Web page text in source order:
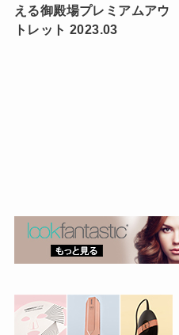
える御殿場プレミアムアウ
トレット 2023.03